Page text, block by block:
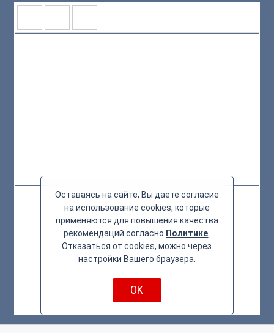
Оставаясь на сайте, Вы даете согласие
на использование cookies, которые
применяются для повышения качества
рекомендаций согласно Политике
Отказаться от cookies, можно через
настройки Вашего браузера.
OK